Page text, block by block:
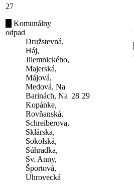
27
Komunálny
odpad
Družstevná,
Háj,
Jilemnického,
Majerská,
Májová,
Medová, Na
Barinách, Na
Kopánke,
Rovňanská,
Schreiberova,
Sklárska,
Sokolská,
Súhradka,
Sv. Anny,
Športová,
Uhrovecká
28 29